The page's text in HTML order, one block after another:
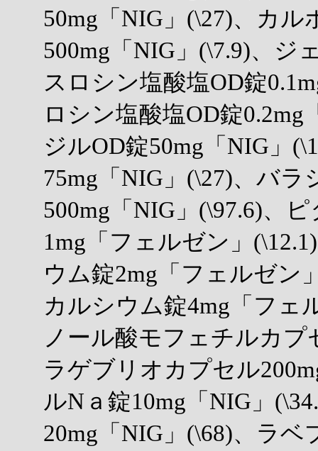
50mg「NIG」(\27)、カル
500mg「NIG」(\7.9)、ジ
スロシン塩酸塩OD錠
ロシン塩酸塩OD錠
ジルOD錠50mg「NIG」
75mg「NIG」(\27)、バラ
500mg「NIG」(\97.6)、
1mg「フェルゼン」
ウム錠2mg「フェルゼン
カルシウム錠4mg「フェ
ノール酸モフェチルカプ
ラゲブリオカプセル
ルNａ錠10mg「NIG」
20mg「NIG」(\68)、ラベ